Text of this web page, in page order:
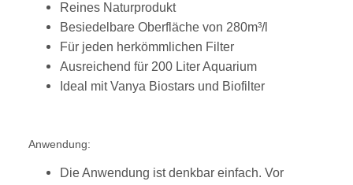
Reines Naturprodukt
Besiedelbare Oberfläche von 280m³/l
Für jeden herkömmlichen Filter
Ausreichend für 200 Liter Aquarium
Ideal mit Vanya Biostars und Biofilter
Anwendung:
Die Anwendung ist denkbar einfach. Vor